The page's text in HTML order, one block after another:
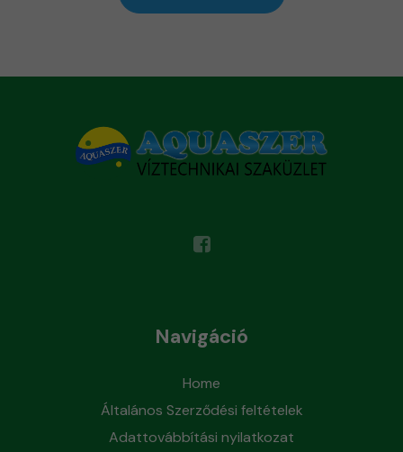
Navigáció
Home
Általános Szerződési feltételek
Adattovábbítási nyilatkozat